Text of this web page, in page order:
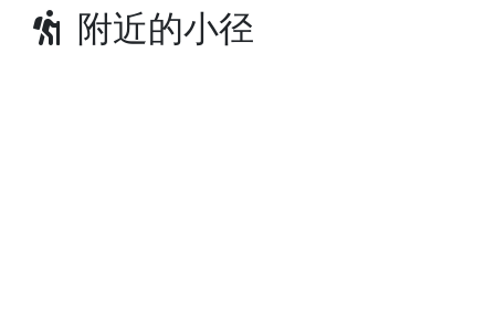
附近的小径